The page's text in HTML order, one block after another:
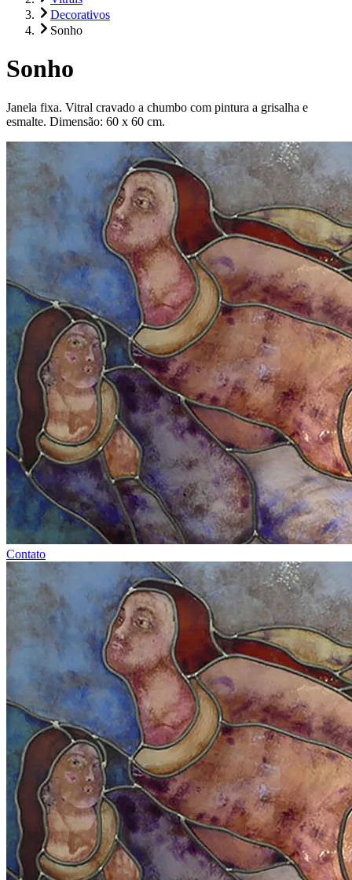
Decorativos
Sonho
Sonho
Janela fixa. Vitral cravado a chumbo com pintura a grisalha e
esmalte. Dimensão: 60 x 60 cm.
Contato